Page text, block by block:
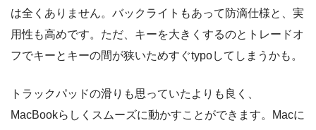
は全くありません。バックライトもあって防滴仕様と、実
用性も高めです。ただ、キーを大きくするのとトレードオ
フでキーとキーの間が狭いためすぐtypoしてしまうかも。
トラックパッドの滑りも思っていたよりも良く、
MacBookらしくスムーズに動かすことができます。Macに